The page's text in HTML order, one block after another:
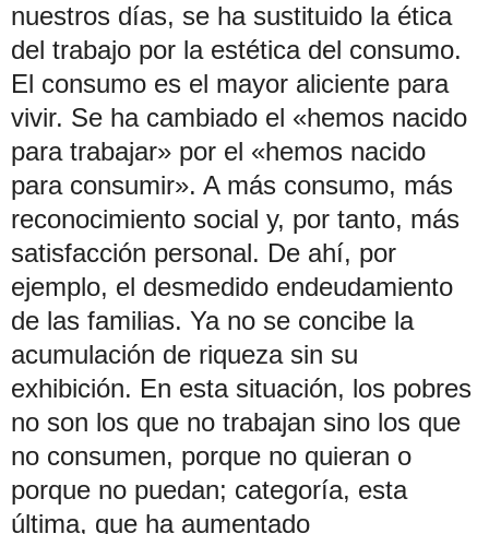
nuestros días, se ha sustituido la ética
del trabajo por la estética del consumo.
El consumo es el mayor aliciente para
vivir. Se ha cambiado el «hemos nacido
para trabajar» por el «hemos nacido
para consumir». A más consumo, más
reconocimiento social y, por tanto, más
satisfacción personal. De ahí, por
ejemplo, el desmedido endeudamiento
de las familias. Ya no se concibe la
acumulación de riqueza sin su
exhibición. En esta situación, los pobres
no son los que no trabajan sino los que
no consumen, porque no quieran o
porque no puedan; categoría, esta
última, que ha aumentado